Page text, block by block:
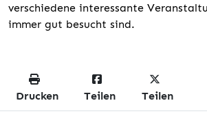
verschiedene interessante
immer gut besucht sind.
Drucken Teilen Teilen